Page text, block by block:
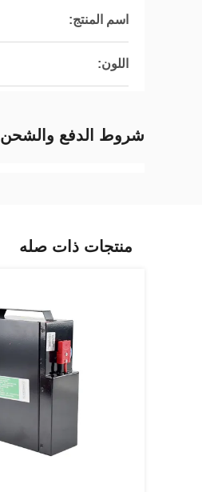
اسم المنتج:
اللون:
شروط الدفع والشحن
منتجات ذات صله